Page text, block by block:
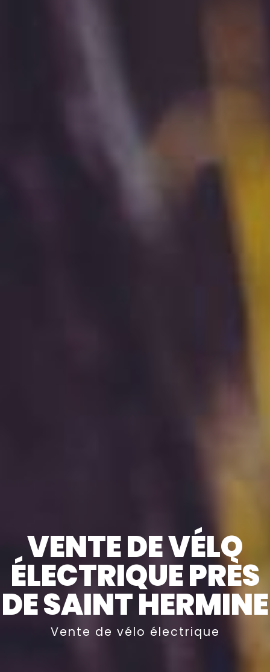
VENTE DE VÉLO
ÉLECTRIQUE PRÈS
DE SAINT HERMINE
Vente de vélo électrique